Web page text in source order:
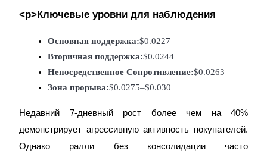
Получайте конкурентные награды ежедневно
<р>Ключевые уровни для наблюдения
Основная поддержка:$0.0227
Вторичная поддержка:$0.0244
Непосредственное Сопротивление:$0.0263
Зона прорыва:$0.0275–$0.030
Недавний 7-дневный рост более чем на 40%
демонстрирует агрессивную активность покупателей.
Однако ралли без консолидации часто